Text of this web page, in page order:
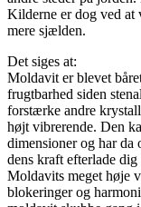
Kilderne er dog ved at
mere sjælden.
Det siges at:
Moldavit er blevet
frugtbarhed siden
forstærke andre
højt vibrerende. Den
dimensioner og har da
dens kraft efterlade
Moldavits meget høje
blokeringer og